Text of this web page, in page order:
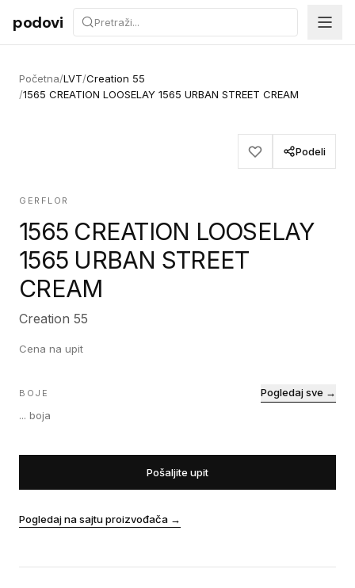
Preskoči na sadržaj
podovi
Početna/LVT/Creation 55
/1565 CREATION LOOSELAY 1565 URBAN STREET CREAM
Podeli
GERFLOR
1565 CREATION LOOSELAY
1565 URBAN STREET
CREAM
Creation 55
Cena na upit
BOJE
... boja
Pogledaj sve →
Pošaljite upit
Pogledaj na sajtu proizvođača →